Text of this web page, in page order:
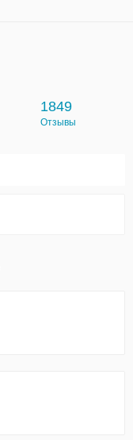
1849
Отзывы